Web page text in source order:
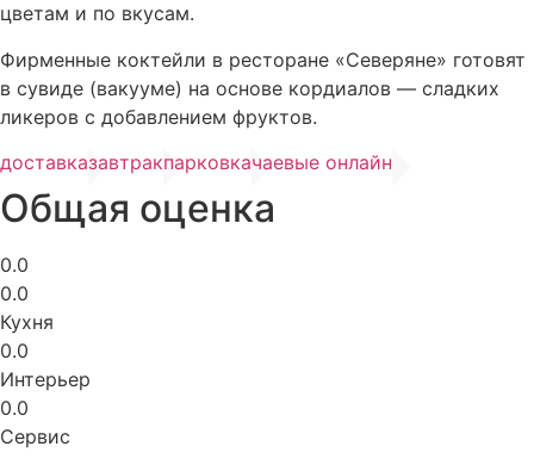
цветам и по вкусам.
Фирменные коктейли в ресторане «Северяне» готовят
в сувиде (вакууме) на основе кордиалов — сладких
ликеров с добавлением фруктов.
доставказавтракпарковкачаевые онлайн
Общая оценка
0.0
0.0
Кухня
0.0
Интерьер
0.0
Сервис